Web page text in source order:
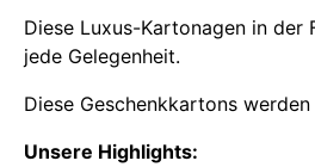
Diese Luxus-Kartonagen in
jede Gelegenheit.
Diese Geschenkkartons
Unsere Highlights: